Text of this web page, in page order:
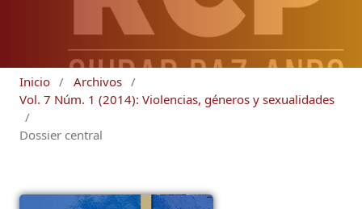
Inicio / Archivos /
Vol. 7 Núm. 1 (2014): Violencias, géneros y sexualidades
/
Dossier central